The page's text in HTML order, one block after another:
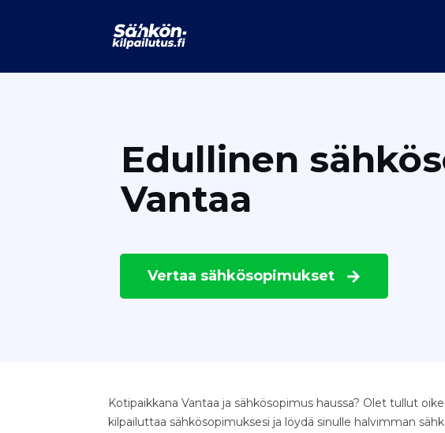
Edullinen
Vantaa
Vertaa sähkösopimukset
Kotipaikkana Vantaa ja sähkösopimus haussa? Olet tullut
kilpailuttaa sähkösopimuksesi ja löydä sinulle halvimman